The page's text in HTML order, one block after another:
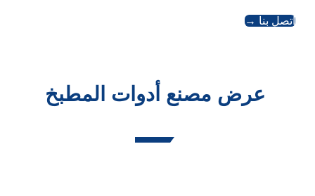
اتصل بنا →
عرض مصنع أدوات المطبخ